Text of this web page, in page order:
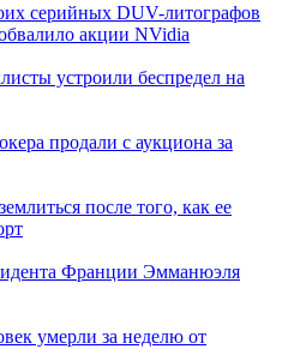
серийных DUV-литографов
акции NVidia
устроили беспредел на
продали с аукциона за
после того, как ее
Франции Эмманюэля
умерли за неделю от